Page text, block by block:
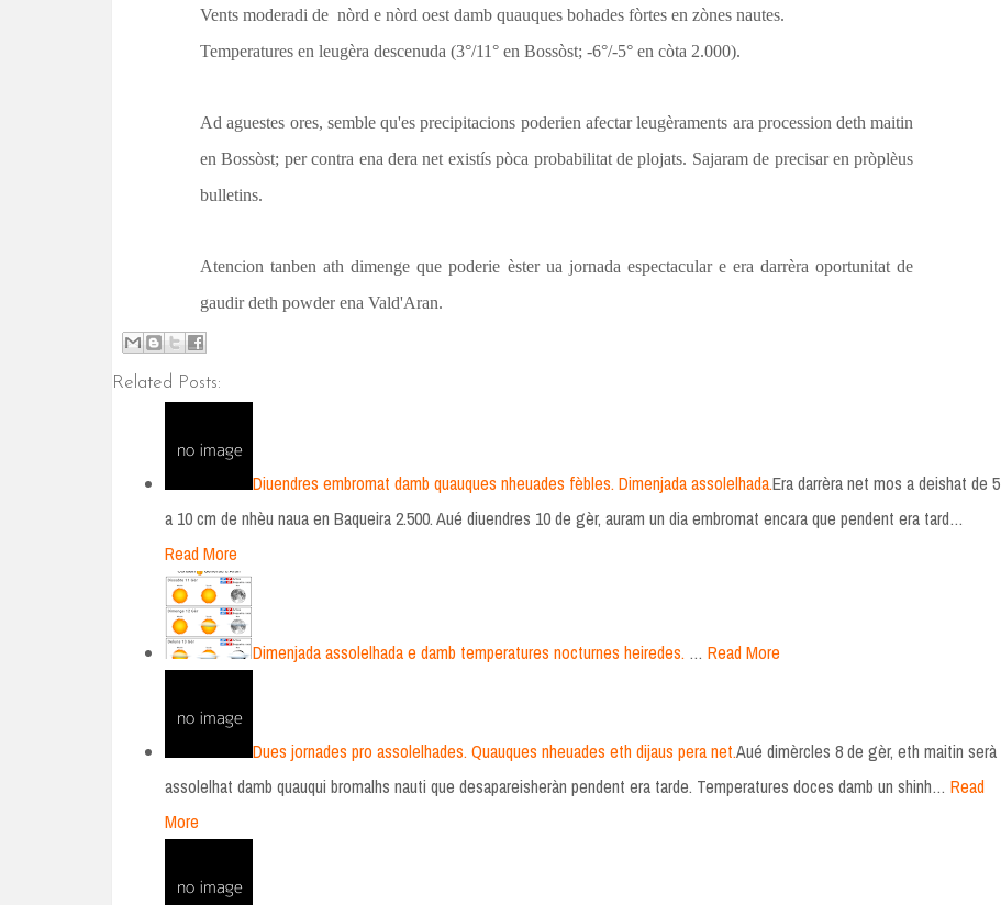
Vents moderadi de nòrd e nòrd oest damb quauques bohades fòrtes en zònes nautes.
Temperatures en leugèra descenuda (3°/11° en Bossòst; -6°/-5° en còta 2.000).
Ad aguestes ores, semble qu'es precipitacions poderien afectar leugèraments ara procession deth maitin
en Bossòst; per contra ena dera net existís pòca probabilitat de plojats. Sajaram de precisar en pròplèus
bulletins.
Atencion tanben ath dimenge que poderie èster ua jornada espectacular e era darrèra oportunitat de
gaudir deth powder ena Vald'Aran.
Related Posts:
Diuendres embromat damb quauques nheuades fèbles. Dimenjada assolelhada.Era darrèra net mos a deishat de 5
a 10 cm de nhèu naua en Baqueira 2.500. Aué diuendres 10 de gèr, auram un dia embromat encara que pendent era tard…
Read More
Dimenjada assolelhada e damb temperatures nocturnes heiredes. … Read More
Dues jornades pro assolelhades. Quauques nheuades eth dijaus pera net.Aué dimèrcles 8 de gèr, eth maitin serà
assolelhat damb quauqui bromalhs nauti que desapareisheràn pendent era tarde. Temperatures doces damb un shinh… Read
More